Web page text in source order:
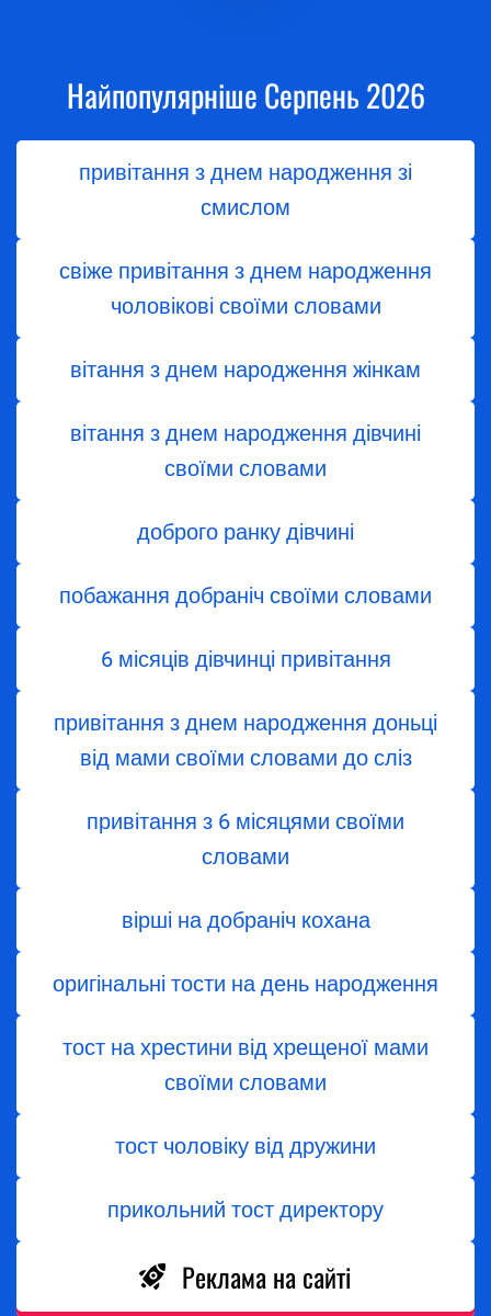
Найпопулярніше Серпень 2026
привітання з днем народження зі
смислом
свіже привітання з днем народження
чоловікові своїми словами
вітання з днем ​​народження жінкам
вітання з днем ​​народження дівчині
своїми словами
доброго ранку дівчині
побажання добраніч своїми словами
6 місяців дівчинці привітання
привітання з днем народження доньці
від мами своїми словами до сліз
привітання з 6 місяцями своїми
словами
вірші на добраніч кохана
оригінальні тости на день народження
тост на хрестини від хрещеної мами
своїми словами
тост чоловіку від дружини
прикольний тост директору
Реклама на сайті